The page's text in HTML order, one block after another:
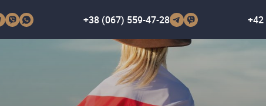
+38 (067) 559-47-28